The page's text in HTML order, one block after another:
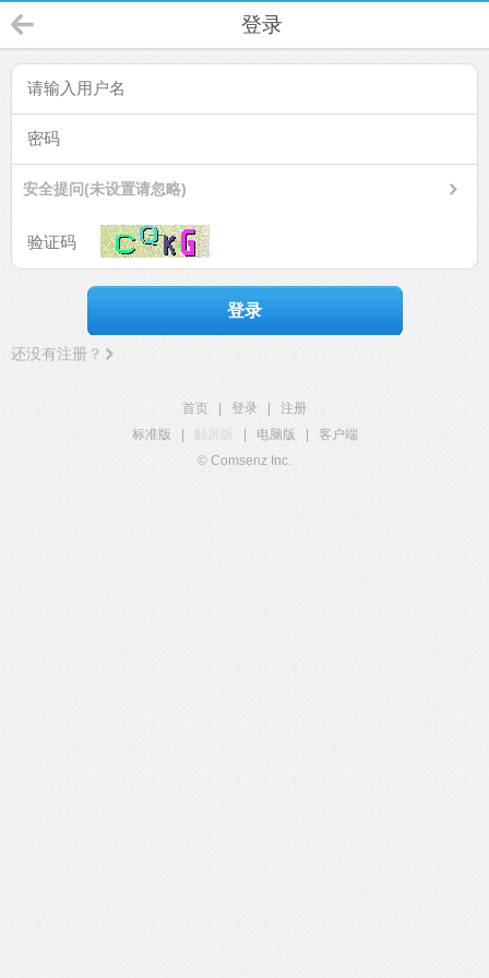
登录
安全提问(未设置请忽略)
登录
还没有注册？
首页 登录
注册
标准版
触屏版 电脑版
客户端
© Comsenz Inc.